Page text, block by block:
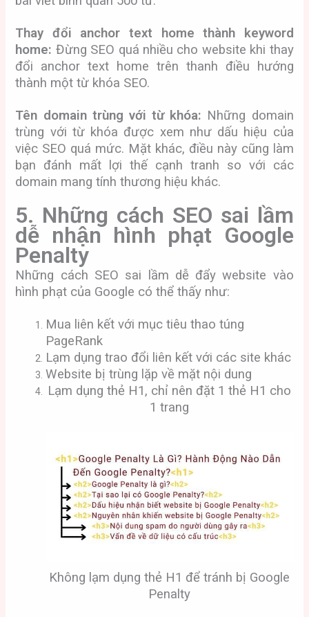
Thay đổi anchor text home thành keyword
home: Đừng SEO quá nhiều cho website khi thay
đổi anchor text home trên thanh điều hướng
thành một từ khóa SEO.
Tên domain trùng với từ khóa: Những domain
trùng với từ khóa được xem như dấu hiệu của
việc SEO quá mức. Mặt khác, điều này cũng làm
bạn đánh mất lợi thế cạnh tranh so với các
domain mang tính thương hiệu khác.
5. Những cách SEO sai lầm
dễ nhận hình phạt Google
Penalty
Những cách SEO sai lầm dễ đẩy website vào
hình phạt của Google có thể thấy như:
Mua liên kết với mục tiêu thao túng
PageRank
Lạm dụng trao đổi liên kết với các site khác
Website bị trùng lặp về mặt nội dung
Lạm dụng thẻ H1, chỉ nên đặt 1 thẻ H1 cho
1 trang
Không lạm dụng thẻ H1 để tránh bị Google
Penalty